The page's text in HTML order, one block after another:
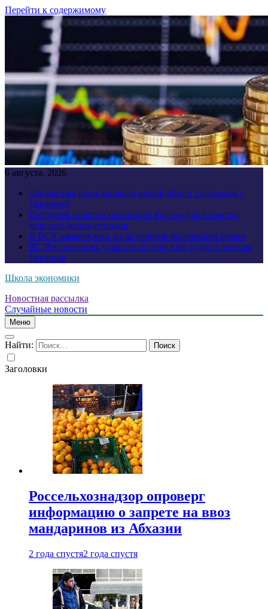
Перейти к содержимому
6 августа, 2026
Лантратова анонсировала новый обмен пленными с
Украиной
Патрушев отметил потенциал России для развития
морских беспилотников
В ВСУ начался хаос из-за успехов российской армии
ВС России вновь ударили по морским судам и портам
Украины
Школа экономики
Новостная рассылка
Случайные новости
Меню
Найти:
Заголовки
Россельхознадзор опроверг
информацию о запрете на ввоз
мандаринов из Абхазии
2 года спустя2 года спустя